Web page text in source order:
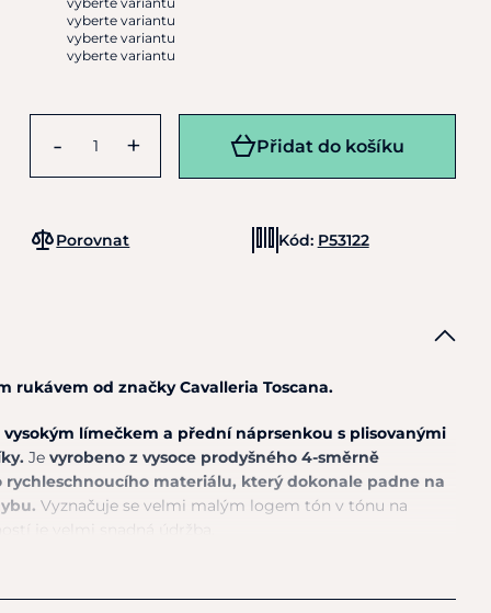
vyberte variantu
vyberte variantu
vyberte variantu
- + Přidat do košíku
Porovnat Kód: P53122
rukávem od značky Cavalleria Toscana.
límečkem a přední náprsenkou s plisovanými
Je vyrobeno z vysoce prodyšného 4-směrně
materiálu, který dokonale padne na
Vyznačuje se velmi malým logem tón v tónu na